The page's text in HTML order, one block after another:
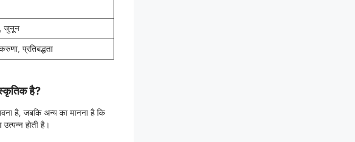
जुनून
प्रतिबद्धता
है?
है, जबकि अन्य का मानना ​​है कि
होती है।